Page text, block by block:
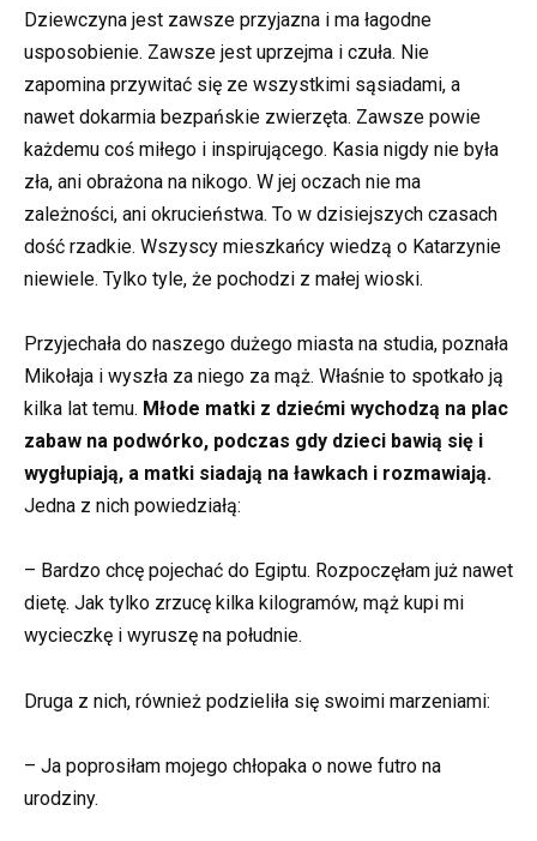
Dziewczyna jest zawsze przyjazna i ma łagodne
usposobienie. Zawsze jest uprzejma i czuła. Nie
zapomina przywitać się ze wszystkimi sąsiadami, a
nawet dokarmia bezpańskie zwierzęta. Zawsze powie
każdemu coś miłego i inspirującego. Kasia nigdy nie była
zła, ani obrażona na nikogo. W jej oczach nie ma
zależności, ani okrucieństwa. To w dzisiejszych czasach
dość rzadkie. Wszyscy mieszkańcy wiedzą o Katarzynie
niewiele. Tylko tyle, że pochodzi z małej wioski.
Przyjechała do naszego dużego miasta na studia, poznała
Mikołaja i wyszła za niego za mąż. Właśnie to spotkało ją
kilka lat temu. Młode matki z dziećmi wychodzą na plac
zabaw na podwórko, podczas gdy dzieci bawią się i
wygłupiają, a matki siadają na ławkach i rozmawiają.
Jedna z nich powiedziałą:
– Bardzo chcę pojechać do Egiptu. Rozpoczęłam już nawet
dietę. Jak tylko zrzucę kilka kilogramów, mąż kupi mi
wycieczkę i wyruszę na południe.
Druga z nich, również podzieliła się swoimi marzeniami:
– Ja poprosiłam mojego chłopaka o nowe futro na
urodziny.